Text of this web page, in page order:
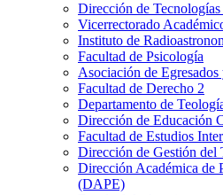
Dirección de
Vicerrectorado
Instituto de
Facultad de Psicología
Asociación de
Facultad de Derecho 2
Departamento de
Dirección de Educación
Facultad de Estudios
Dirección de Gestión
Dirección Académica de
(DAPE)